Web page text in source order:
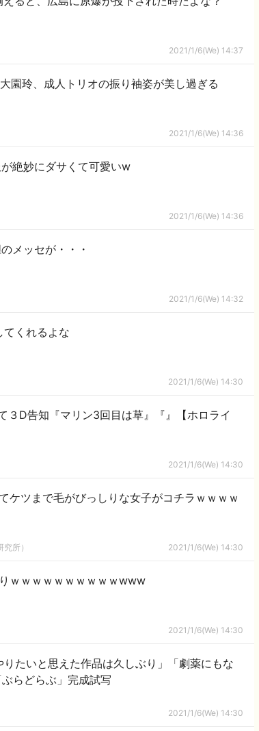
2021/1/6(We) 14:37
園玲、成人トリオの振り袖姿が美し過ぎる
2021/1/6(We) 14:36
絶妙にダサくて可愛いw
2021/1/6(We) 14:36
メッセが・・・
2021/1/6(We) 14:32
くれるよな
2021/1/6(We) 14:30
３D告知『マリン3回目は草』『』【ホロライ
2021/1/6(We) 14:30
ケツまで毛がびっしりな女子がコチラｗｗｗｗ
所） 2021/1/6(We) 14:30
ｗｗｗｗｗｗｗｗｗｗwww
2021/1/6(We) 14:30
たいと思えた作品は久しぶり」「劇薬にもな
らどらぶ」完成試写
2021/1/6(We) 14:30